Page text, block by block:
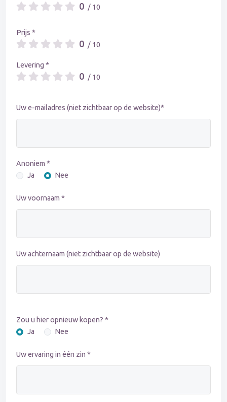
0 / 10
Prijs *
0 / 10
Levering *
0 / 10
Uw e-mailadres (niet zichtbaar op de website)*
Anoniem *
Ja
Nee
Uw voornaam *
Uw achternaam (niet zichtbaar op de website)
Zou u hier opnieuw kopen? *
Ja
Nee
Uw ervaring in één zin *